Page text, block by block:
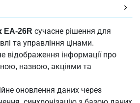
EA-26R сучасне рішення для
та управління цінами.
відображення інформації про
назвою, акціями та
оновлення даних через